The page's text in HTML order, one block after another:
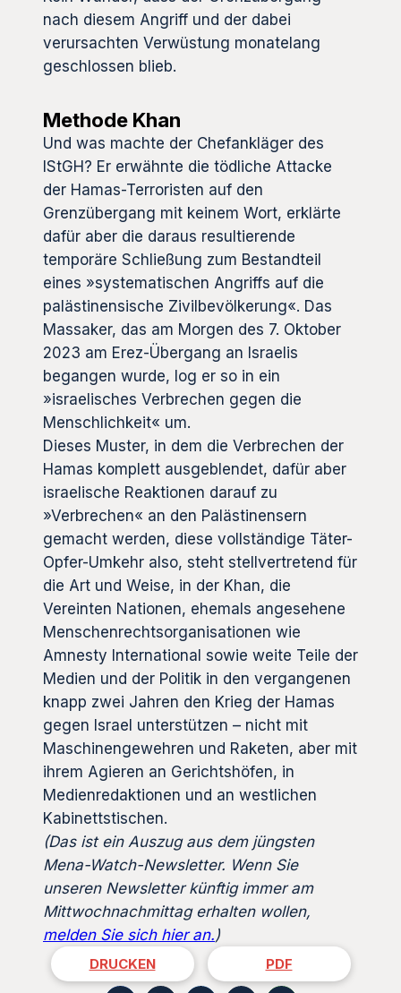
nach diesem Angriff und der dabei
verursachten Verwüstung monatelang
geschlossen blieb.
Methode Khan
Und was machte der Chefankläger des
IStGH? Er erwähnte die tödliche Attacke
der Hamas-Terroristen auf den
Grenzübergang mit keinem Wort, erklärte
dafür aber die daraus resultierende
temporäre Schließung zum Bestandteil
eines »systematischen Angriffs auf die
palästinensische Zivilbevölkerung«. Das
Massaker, das am Morgen des 7. Oktober
2023 am Erez-Übergang an Israelis
begangen wurde, log er so in ein
»israelisches Verbrechen gegen die
Menschlichkeit« um.
Dieses Muster, in dem die Verbrechen der
Hamas komplett ausgeblendet, dafür aber
israelische Reaktionen darauf zu
»Verbrechen« an den Palästinensern
gemacht werden, diese vollständige Täter-
Opfer-Umkehr also, steht stellvertretend für
die Art und Weise, in der Khan, die
Vereinten Nationen, ehemals angesehene
Menschenrechtsorganisationen wie
Amnesty International sowie weite Teile der
Medien und der Politik in den vergangenen
knapp zwei Jahren den Krieg der Hamas
gegen Israel unterstützen – nicht mit
Maschinengewehren und Raketen, aber mit
ihrem Agieren an Gerichtshöfen, in
Medienredaktionen und an westlichen
Kabinettstischen.
(Das ist ein Auszug aus dem jüngsten
Mena-Watch-Newsletter. Wenn Sie
unseren Newsletter künftig immer am
Mittwochnachmittag erhalten wollen,
melden Sie sich hier an.)
DRUCKEN PDF